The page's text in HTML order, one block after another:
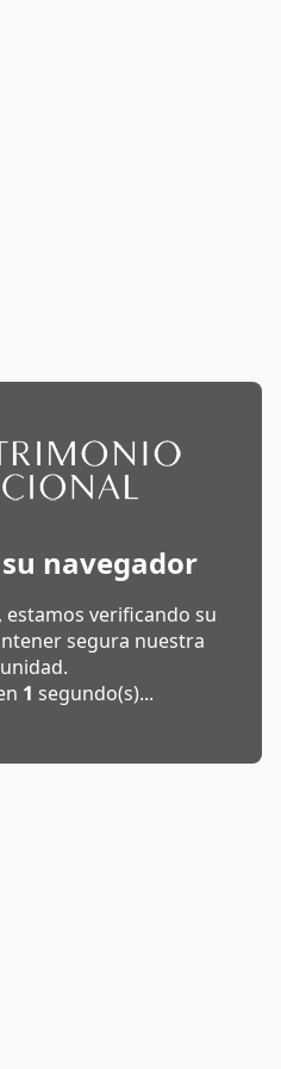
navegador
verificando su
segura nuestra
1 segundo(s)...